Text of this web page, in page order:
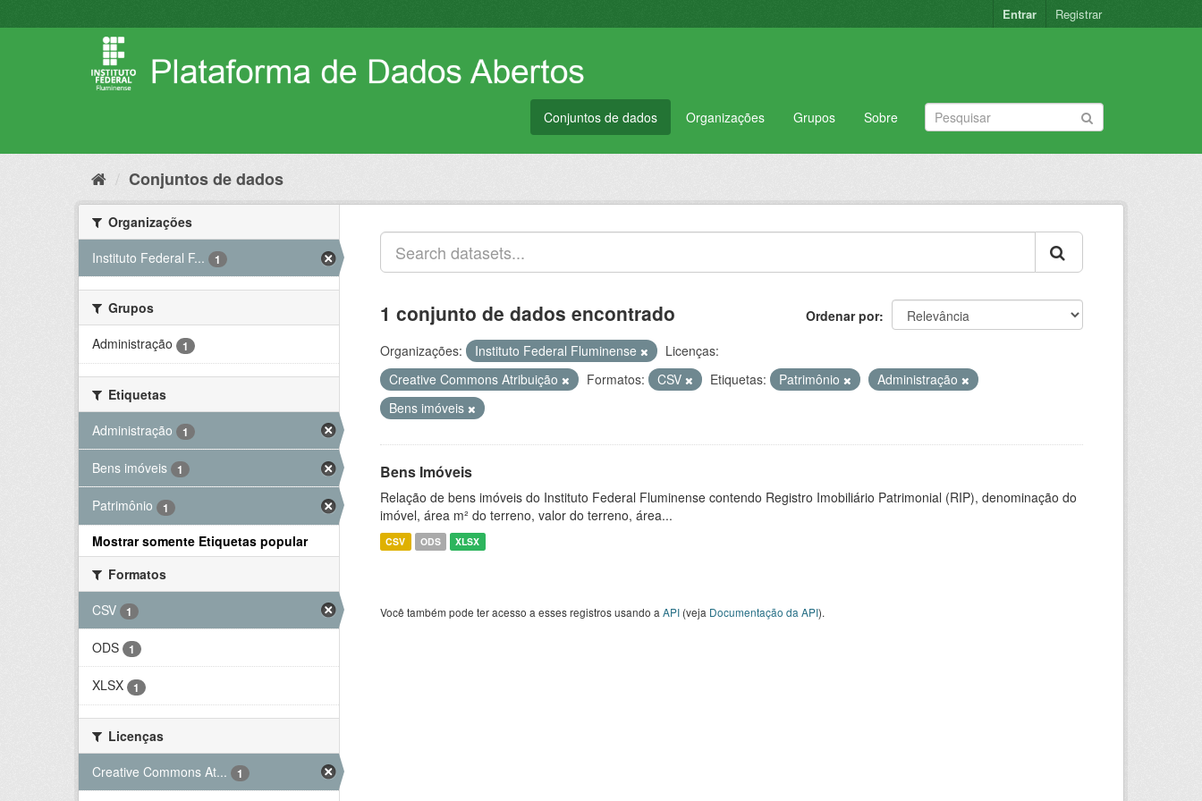
para
Entrar Registrar
Conjuntos de dados Organizações Grupos Sobre
Conjuntos de dados
Organizações
Instituto Federal F...
1
Grupos
Administração
1
Etiquetas
Administração
1
Bens imóveis 1
Patrimônio 1
Mostrar somente Etiquetas popular
Formatos
CSV
1
ODS 1
XLSX 1
Licenças
Creative Commons At...
1
Ordenar por
1 conjunto de dados encontrado
Organizações: Instituto Federal Fluminense
Licenças:
Creative Commons Atribuição
Formatos: CSV Etiquetas: Patrimônio
Administração
Bens imóveis
Bens Imóveis
Relação de bens imóveis do Instituto Federal Fluminense contendo Registro Imobiliário Patrimonial (RIP), denominação do
imóvel, área m² do terreno, valor do terreno, área...
CSV ODS XLSX
Você também pode ter acesso a esses registros usando a API (veja Documentação da API).